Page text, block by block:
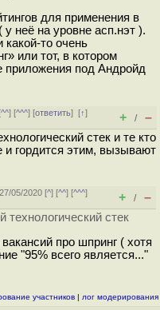
для применения в
неё на уровне асп.нэт ).
то очень
или тот, в котором
приложения под Андройд
^^] [^^^] [ответить][↑]
+ / –
стек и те кто
и гордится этим, вызывают
05/2020 [^] [^^] [^^^]
+ / –
стек
про шпринг ( хотя
"95% всего является..."
участников | лог модерирования